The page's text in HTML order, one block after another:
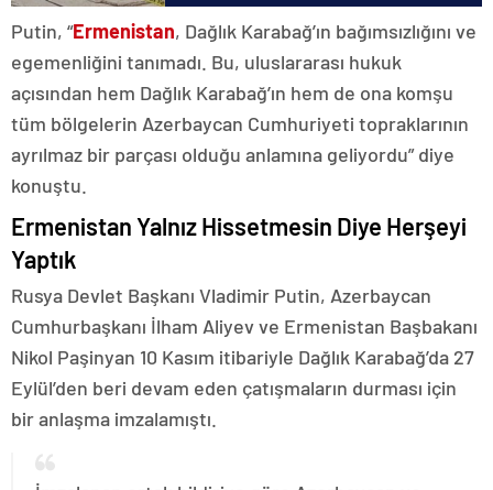
Putin, “Ermenistan, Dağlık Karabağ’ın bağımsızlığını ve
egemenliğini tanımadı. Bu, uluslararası hukuk
açısından hem Dağlık Karabağ’ın hem de ona komşu
tüm bölgelerin Azerbaycan Cumhuriyeti topraklarının
ayrılmaz bir parçası olduğu anlamına geliyordu” diye
konuştu.
Ermenistan Yalnız Hissetmesin Diye Herşeyi
Yaptık
Rusya Devlet Başkanı Vladimir Putin, Azerbaycan
Cumhurbaşkanı İlham Aliyev ve Ermenistan Başbakanı
Nikol Paşinyan 10 Kasım itibariyle Dağlık Karabağ’da 27
Eylül’den beri devam eden çatışmaların durması için
bir anlaşma imzalamıştı.